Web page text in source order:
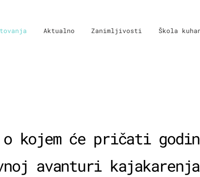
Aktualno Zanimljivosti Škola
kojem će pričati
avanturi kajakarenja